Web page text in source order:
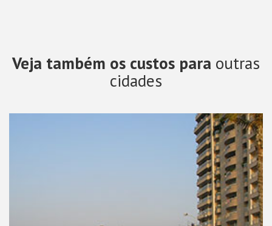
Veja também os custos para outras
cidades